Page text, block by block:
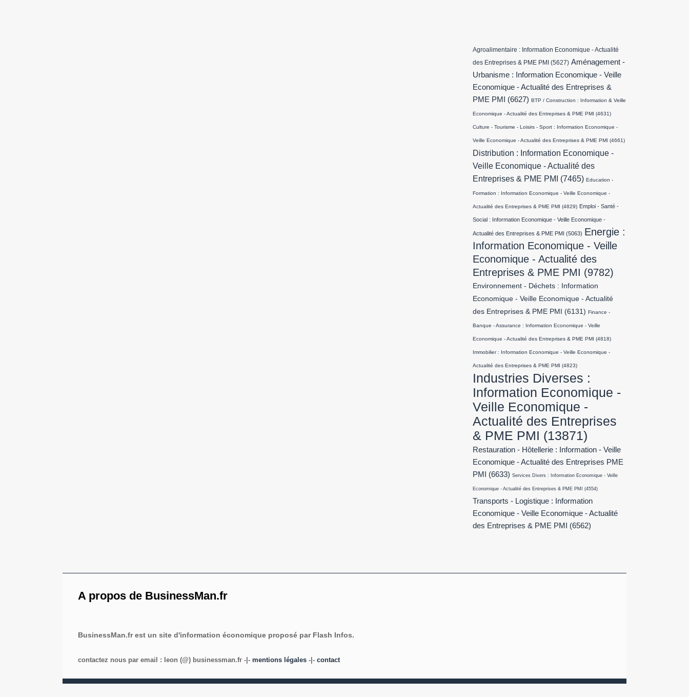
Agroalimentaire : Information Economique - Actualité
des Entreprises & PME PMI (5627) Aménagement -
Urbanisme : Information Economique - Veille
Economique - Actualité des Entreprises &
PME PMI
(6627) BTP / Construction : Information & Veille
Economique - Actualité des Entreprises & PME PMI (4631)
Culture - Tourisme - Loisirs - Sport : Information Economique -
Veille Economique - Actualité des Entreprises & PME PMI (4661)
Distribution : Information Economique -
Veille Economique - Actualité des
Entreprises & PME PMI (7465) Education -
Formation : Information Economique - Veille Economique -
Actualité des Entreprises & PME PMI (4829) Emploi - Santé -
Social : Information Economique - Veille Economique -
Actualité des Entreprises & PME PMI (5063) Energie :
Information Economique - Veille
Economique - Actualité des
Entreprises & PME PMI (9782)
Environnement - Déchets : Information
Economique - Veille Economique - Actualité
des Entreprises & PME PMI
(6131) Finance -
Banque - Assurance : Information Economique - Veille
Economique - Actualité des Entreprises & PME PMI (4818)
Immobilier : Information Economique - Veille Economique -
Actualité des Entreprises & PME PMI (4823)
Industries Diverses :
Information Economique -
Veille Economique -
Actualité des Entreprises
& PME PMI (13871)
Restauration - Hôtellerie : Information - Veille
Economique - Actualité des Entreprises PME
PMI
(6633) Services Divers : Information Economique - Veille
Economique - Actualité des Entreprises & PME PMI (4554)
Transports - Logistique : Information
Economique - Veille Economique - Actualité
des Entreprises & PME PMI
(6562)
A propos de BusinessMan.fr
BusinessMan.fr est un site d'information économique proposé par Flash Infos.
contactez nous par email : leon (@) businessman.fr -|- mentions légales -|- contact